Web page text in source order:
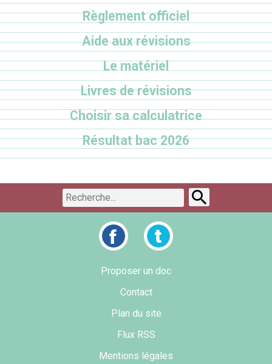
Règlement officiel
Aide aux révisions
Le matériel
Livres de révisions
Choisir sa calculatrice
Résultat bac 2026
Proposer un doc
Contact
Plan du site
Flux RSS
Mentions légales